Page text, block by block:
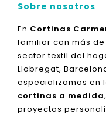
Sobre nosotros
En Cortinas
familiar con más
sector textil del
Llobregat,
especializamos en
cortinas a medida,
proyectos